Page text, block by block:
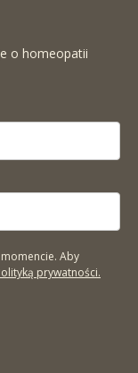
o homeopatii
Aby
prywatności.